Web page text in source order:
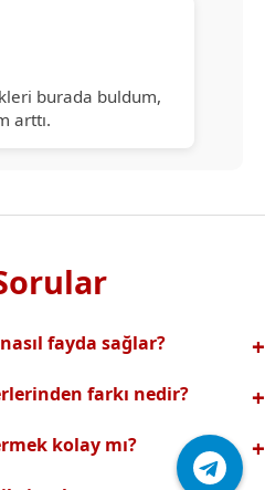
burada buldum,
arttı.
fayda sağlar?
motorlarındaki
farkı nedir?
backlinkler sunuyoruz.
sağlanır.Ayrıca Daha
kolay mı?
arayüzüyle kolayca sipariş